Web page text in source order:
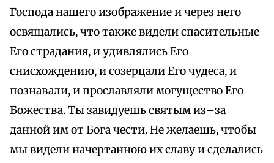
Господа нашего изображение и через него
освящались, что также видели спасительные
Его страдания, и удивлялись Его
снисхождению, и созерцали Его чудеса, и
познавали, и прославляли могущество Его
Божества. Ты завидуешь святым из–за
данной им от Бога чести. Не желаешь, чтобы
мы видели начертанною их славу и сделались